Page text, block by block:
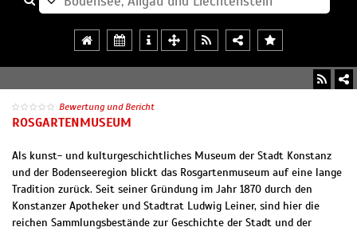
Bewertung und Bericht
ROSGARTENMUSEUM
Als kunst- und kulturgeschichtliches Museum der Stadt Konstanz
und der Bodenseeregion blickt das Rosgartenmuseum auf eine lange
Tradition zurück. Seit seiner Gründung im Jahr 1870 durch den
Konstanzer Apotheker und Stadtrat Ludwig Leiner, sind hier die
reichen Sammlungsbestände zur Geschichte der Stadt und der